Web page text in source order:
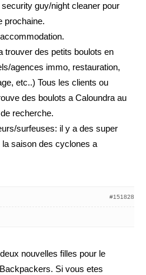
guy/night cleaner pour
prochaine.
trouver des petits boulots en
agences immo, restauration,
etc..) Tous les clients ou
des boulots a Caloundra au
recherche.
surfeuses: il y a des super
saison des cyclones a
#151828
nouvelles filles pour le
Si vous etes